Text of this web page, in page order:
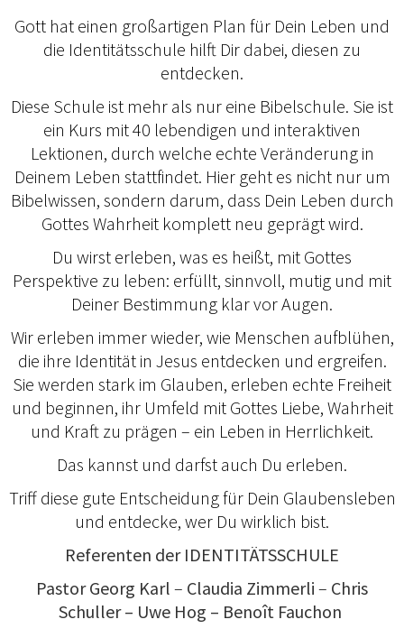
Gott hat einen großartigen Plan für Dein Leben und
die Identitätsschule hilft Dir dabei, diesen zu
entdecken.
Diese Schule ist mehr als nur eine Bibelschule. Sie ist
ein Kurs mit 40 lebendigen und interaktiven
Lektionen, durch welche echte Veränderung in
Deinem Leben stattfindet. Hier geht es nicht nur um
Bibelwissen, sondern darum, dass Dein Leben durch
Gottes Wahrheit komplett neu geprägt wird.
Du wirst erleben, was es heißt, mit Gottes
Perspektive zu leben: erfüllt, sinnvoll, mutig und mit
Deiner Bestimmung klar vor Augen.
Wir erleben immer wieder, wie Menschen aufblühen,
die ihre Identität in Jesus entdecken und ergreifen.
Sie werden stark im Glauben, erleben echte Freiheit
und beginnen, ihr Umfeld mit Gottes Liebe, Wahrheit
und Kraft zu prägen – ein Leben in Herrlichkeit.
Das kannst und darfst auch Du erleben.
Triff diese gute Entscheidung für Dein Glaubensleben
und entdecke, wer Du wirklich bist.
Referenten der IDENTITÄTSSCHULE
Pastor Georg Karl – Claudia Zimmerli – Chris
Schuller – Uwe Hog – Benoît Fauchon